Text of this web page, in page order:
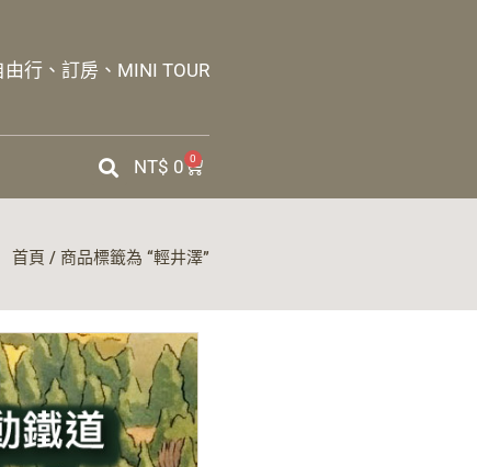
行、訂房、MINI TOUR
NT$ 0 0
首頁 / 商品標籤為 “輕井澤”